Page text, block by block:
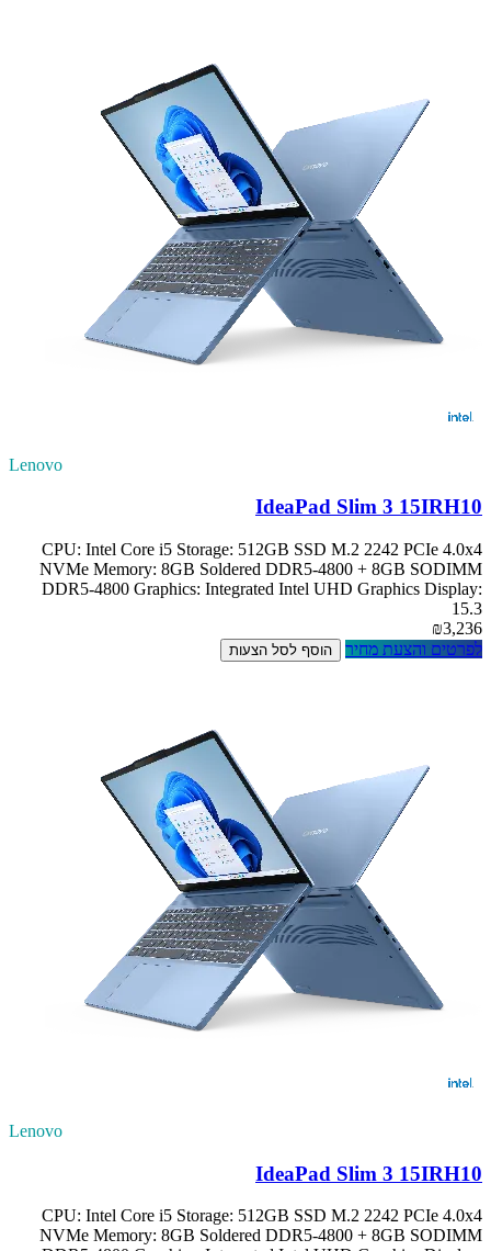
Lenovo
IdeaPad Slim 3 15IRH10
CPU: Intel Core i5 Storage: 512GB SSD M.2 2242 PCIe 4.0x4
NVMe Memory: 8GB Soldered DDR5-4800 + 8GB SODIMM
DDR5-4800 Graphics: Integrated Intel UHD Graphics Display:
15.3
₪3,236
לפרטים והצעת מחיר
הוסף לסל הצעות
Lenovo
IdeaPad Slim 3 15IRH10
CPU: Intel Core i5 Storage: 512GB SSD M.2 2242 PCIe 4.0x4
NVMe Memory: 8GB Soldered DDR5-4800 + 8GB SODIMM